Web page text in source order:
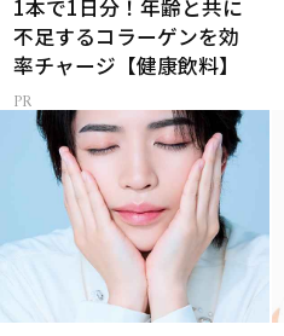
1本で1日分！年齢と共に
不足するコラーゲンを効
率チャージ【健康飲料】